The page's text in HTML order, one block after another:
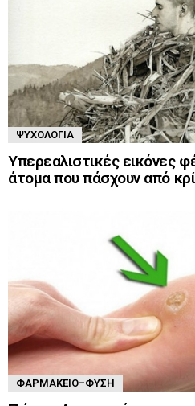
ΨΥΧΟΛΟΓΊΑ
Υπερεαλιστικές εικόνες
άτομα που πάσχουν από
ΦΑΡΜΑΚΕΊΟ-ΦΎΣΗ